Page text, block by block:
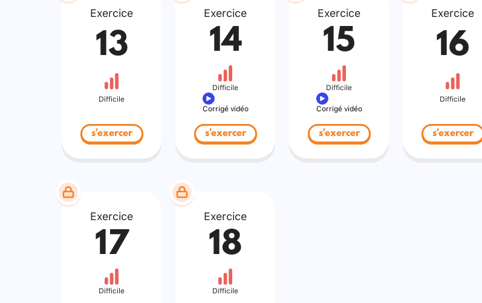
Exercice
13
Difficile
s'exercer
Exercice
14
Difficile
Corrigé vidéo
s'exercer
Exercice
15
Difficile
Corrigé vidéo
s'exercer
Exercice
16
Difficile
s'exercer
Exercice
17
Difficile
Exercice
18
Difficile